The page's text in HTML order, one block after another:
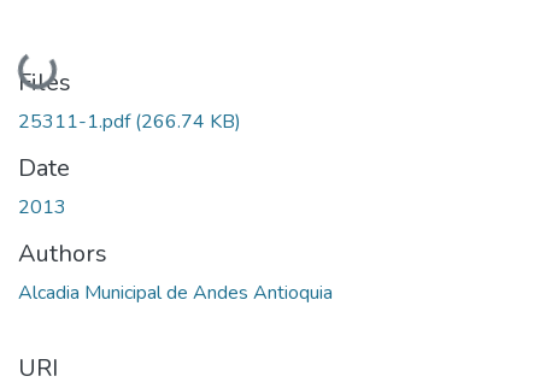
Loading...
Files
25311-1.pdf(266.74 KB)
Date
2013
Authors
Alcadia Municipal de Andes Antioquia
URI